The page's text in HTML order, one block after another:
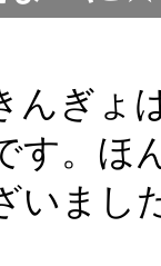
んぎょ
す。ほ
いまし